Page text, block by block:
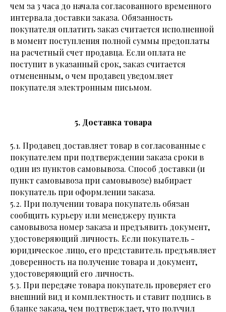
чем за 3 часа до начала согласованного временного
интервала доставки заказа. Обязанность
покупателя оплатить заказ считается исполненной
в момент поступления полной суммы предоплаты
на расчетный счет продавца. Если оплата не
поступит в указанный срок, заказ считается
отмененным, о чем продавец уведомляет
покупателя электронным письмом.
5. Доставка товара
5.1. Продавец доставляет товар в согласованные с
покупателем при подтверждении заказа сроки в
один из пунктов самовывоза. Способ доставки (и
пункт самовывоза при самовывозе) выбирает
покупатель при оформлении заказа.
5.2. При получении товара покупатель обязан
сообщить курьеру или менеджеру пункта
самовывоза номер заказа и предъявить документ,
удостоверяющий личность. Если покупатель -
юридическое лицо, его представитель предъявляет
доверенность на получение товара и документ,
удостоверяющий его личность.
5.3. При передаче товара покупатель проверяет его
внешний вид и комплектность и ставит подпись в
бланке заказа, чем подтверждает, что получил